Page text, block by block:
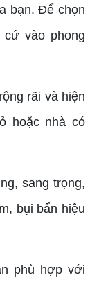
bạn. Để chọn
vào phong
rãi và hiện
hoặc nhà có
sang trọng,
bụi bẩn hiệu
phù hợp với